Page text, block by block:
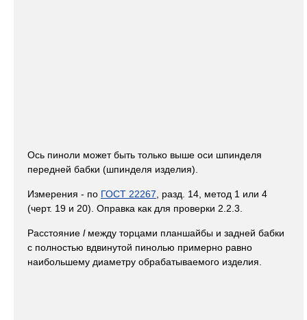
Ось пиноли может быть только выше оси шпинделя
передней бабки (шпинделя изделия).
Измерения - по ГОСТ 22267 , разд. 14, метод 1 или 4
(черт. 19 и 20). Оправка как для проверки 2.2.3.
Расстояние lмежду торцами планшайбы и задней бабки
с полностью вдвинутой пинолью примерно равно
наибольшему диаметру обрабатываемого изделия.